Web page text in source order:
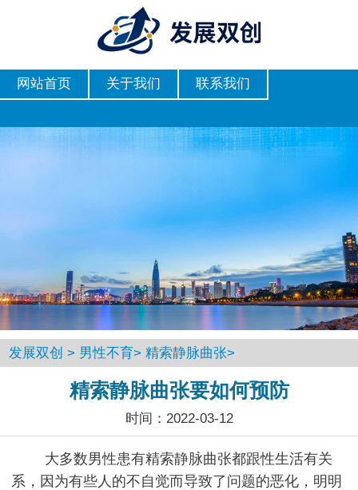
网站首页 关于我们 联系我们
发展双创 > 男性不育> 精索静脉曲张>
精索静脉曲张要如何预防
时间：2022-03-12
大多数男性患有精索静脉曲张都跟性生活有关
系，因为有些人的不自觉而导致了问题的恶化，明明